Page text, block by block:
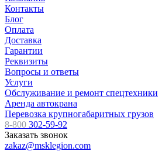
Контакты
Блог
Оплата
Доставка
Гарантии
Реквизиты
Вопросы и ответы
Услуги
Обслуживание и ремонт спецтехники
Аренда автокрана
Перевозка крупногабаритных грузов
8-800 302-59-92
Заказать звонок
zakaz@msklegion.com